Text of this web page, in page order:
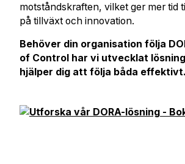
motståndskraften, vilket ger mer tid
på tillväxt och innovation.
Behöver din organisation följa
of Control har vi utvecklat
hjälper dig att följa båda effektivt.